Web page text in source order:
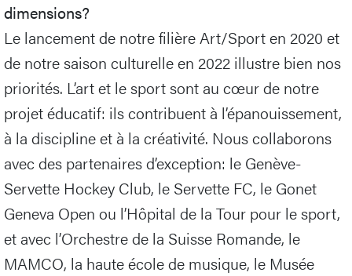
dimensions?
Le lancement de notre filière Art/Sport en 2020 et
de notre saison culturelle en 2022 illustre bien nos
priorités. L’art et le sport sont au cœur de notre
projet éducatif: ils contribuent à l’épanouissement,
à la discipline et à la créativité. Nous collaborons
avec des partenaires d’exception: le Genève-
Servette Hockey Club, le Servette FC, le Gonet
Geneva Open ou l’Hôpital de la Tour pour le sport,
et avec l’Orchestre de la Suisse Romande, le
MAMCO, la haute école de musique, le Musée